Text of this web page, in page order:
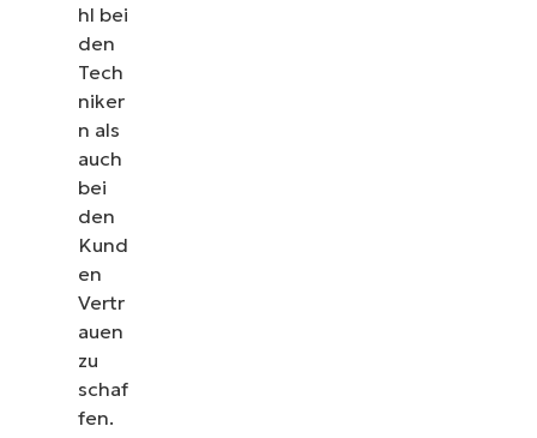
hl bei
den
Tech
niker
n als
auch
bei
den
Kund
en
Vertr
auen
zu
schaf
fen.